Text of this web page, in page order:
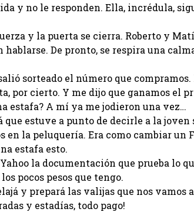
y no le responden. Ella, incrédula,
y la puerta se cierra. Roberto y
De pronto, se respira una
sorteado el número que
por cierto. Y me dijo que ganamos el
estafa? A mí ya me jodieron una vez…
que estuve a punto de decirle a la
en la peluquería. Era como cambiar un
estafa esto.
la documentación que prueba lo
pocos pesos que tengo.
y prepará las valijas que nos vamos
y estadías, todo pago!